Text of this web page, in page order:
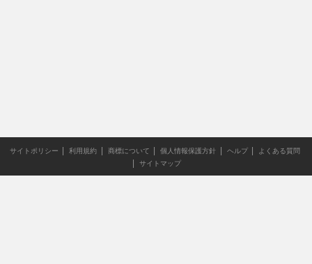
サイトポリシー 利用規約 商標について 個人情報保護方針 ヘルプ
よくある質問
サイトマップ